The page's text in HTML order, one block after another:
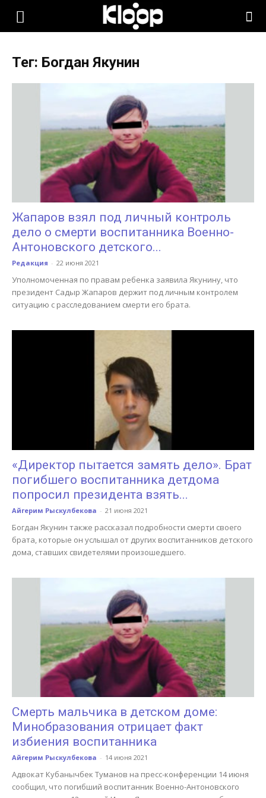
KLOOP.KG
Кыргызстана
Тег: Богдан Якунин
Жапаров взял под личный контроль
дело о смерти воспитанника Военно-
Антоновского детского...
Редакция - 22 июня 2021
Уполномоченная по правам ребенка заявила Якунину, что
президент Садыр Жапаров держит под личным контролем
ситуацию с расследованием смерти его брата.
«Директор пытается замять дело». Брат
погибшего воспитанника детдома
попросил президента взять...
Айгерим Рыскулбекова - 21 июня 2021
Богдан Якунин также рассказал подробности смерти своего
брата, которые он услышал от других воспитанников детского
дома, ставших свидетелями произошедшего.
Смерть мальчика в детском доме:
Минобразования отрицает факт
избиения воспитанника
Айгерим Рыскулбекова - 14 июня 2021
Адвокат Кубанычбек Туманов на пресс-конференции 14 июня
сообщил, что погибший воспитанник Военно-Антоновского